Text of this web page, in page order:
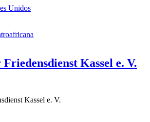
Unidos
Kassel e. V.
Kassel e. V.